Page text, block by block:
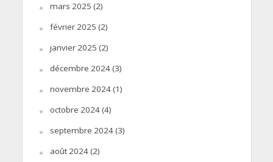
mars 2025 (2)
février 2025 (2)
janvier 2025 (2)
décembre 2024(3)
novembre 2024(1)
octobre 2024(4)
septembre 2024(3)
août 2024(2)